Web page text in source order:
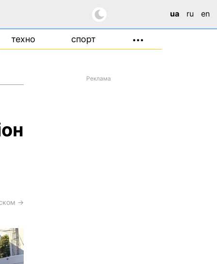
ua ru en
техно спорт •••
→
Реклама